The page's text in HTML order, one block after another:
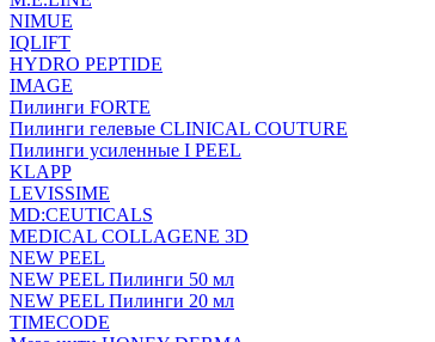
NIMUE
IQLIFT
HYDRO PEPTIDE
IMAGE
Пилинги FORTE
Пилинги гелевые CLINICAL COUTURE
Пилинги усиленные I PEEL
KLAPP
LEVISSIME
MD:CEUTICALS
MEDICAL COLLAGENE 3D
NEW PEEL
NEW PEEL Пилинги 50 мл
NEW PEEL Пилинги 20 мл
TIMECODE